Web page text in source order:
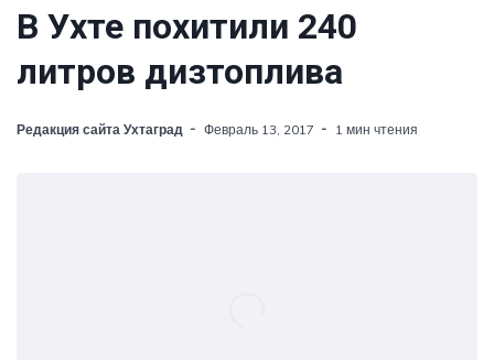
В Ухте похитили 240
литров дизтоплива
Редакция сайта Ухтаград Февраль 13, 2017 1 мин чтения